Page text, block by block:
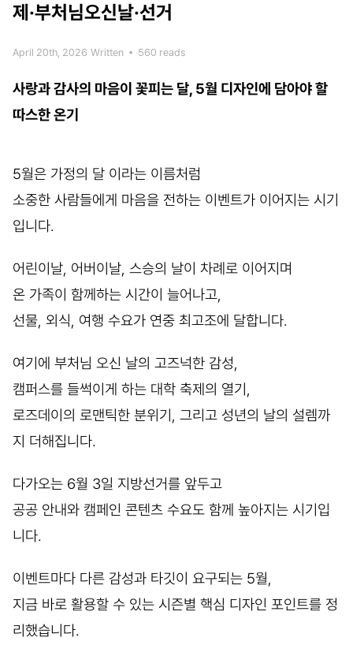
제·부처님오신날·선거
April 20th, 2026 Written • 560 reads
사랑과 감사의 마음이 꽃피는 달, 5월 디자인에 담아야 할
따스한 온기
5월은 가정의 달 이라는 이름처럼
소중한 사람들에게 마음을 전하는 이벤트가 이어지는 시기
입니다.
어린이날, 어버이날, 스승의 날이 차례로 이어지며
온 가족이 함께하는 시간이 늘어나고,
선물, 외식, 여행 수요가 연중 최고조에 달합니다.
여기에 부처님 오신 날의 고즈넉한 감성,
캠퍼스를 들썩이게 하는 대학 축제의 열기,
로즈데이의 로맨틱한 분위기, 그리고 성년의 날의 설렘까
지 더해집니다.
다가오는 6월 3일 지방선거를 앞두고
공공 안내와 캠페인 콘텐츠 수요도 함께 높아지는 시기입
니다.
이벤트마다 다른 감성과 타깃이 요구되는 5월,
지금 바로 활용할 수 있는 시즌별 핵심 디자인 포인트를 정
리했습니다.